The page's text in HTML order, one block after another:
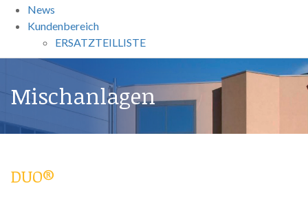
News
Kundenbereich
ERSATZTEILLISTE
Mischanlagen
DUO®